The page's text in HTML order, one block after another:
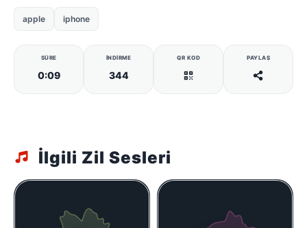
apple iphone
SÜRE
0:09
İNDIRME
344
QR KOD PAYLAŞ
İlgili Zil Sesleri